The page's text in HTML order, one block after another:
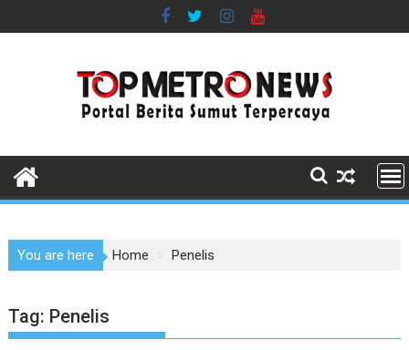
to
You are here Home Penelis
Tag: Penelis